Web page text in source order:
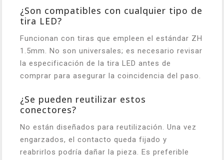
¿Son compatibles con cualquier tipo de
tira LED?
Funcionan con tiras que empleen el estándar ZH
1.5mm. No son universales; es necesario revisar
la especificación de la tira LED antes de
comprar para asegurar la coincidencia del paso.
¿Se pueden reutilizar estos
conectores?
No están diseñados para reutilización. Una vez
engarzados, el contacto queda fijado y
reabrirlos podría dañar la pieza. Es preferible